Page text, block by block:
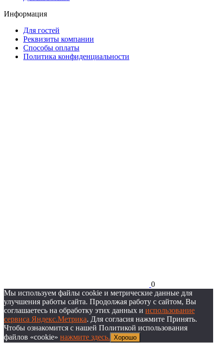
Информация
Для гостей
Реквизиты компании
Способы оплаты
Политика конфиденциальности
0
Мы используем файлы cookie и метрические данные для
улучшения работы сайта. Продолжая работу с сайтом, Вы
соглашаетесь на обработку этих данных и использование
сервиса Яндекс.Метрика. Для согласия нажмите Принять.
Чтобы ознакомится с нашей Политикой использования
файлов «cookie» нажмите здесь. Хорошо